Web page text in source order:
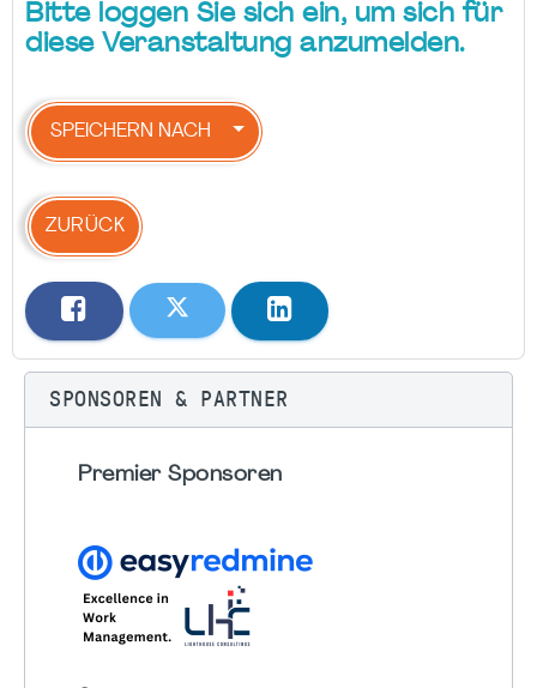
Bitte loggen Sie sich ein, um sich für
diese Veranstaltung anzumelden.
SPEICHERN NACH
ZURÜCK
SPONSOREN & PARTNER
Premier Sponsoren